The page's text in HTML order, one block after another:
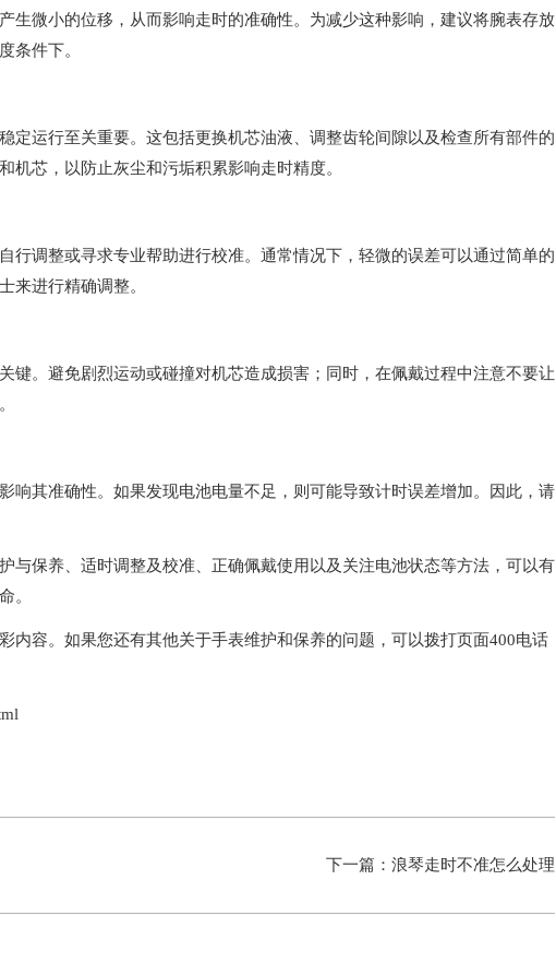
生微小的位移，从而影响走时的准确性。为减少这种影响，建议将腕表存放
条件下。
运行至关重要。这包括更换机芯油液、调整齿轮间隙以及检查所有部件的
机芯，以防止灰尘和污垢积累影响走时精度。
调整或寻求专业帮助进行校准。通常情况下，轻微的误差可以通过简单的
来进行精确调整。
。避免剧烈运动或碰撞对机芯造成损害；同时，在佩戴过程中注意不要让
其准确性。如果发现电池电量不足，则可能导致计时误差增加。因此，请
保养、适时调整及校准、正确佩戴使用以及关注电池状态等方法，可以有
。
内容。如果您还有其他关于手表维护和保养的问题，可以拨打页面400电话
下一篇： 浪琴走时不准怎么处理